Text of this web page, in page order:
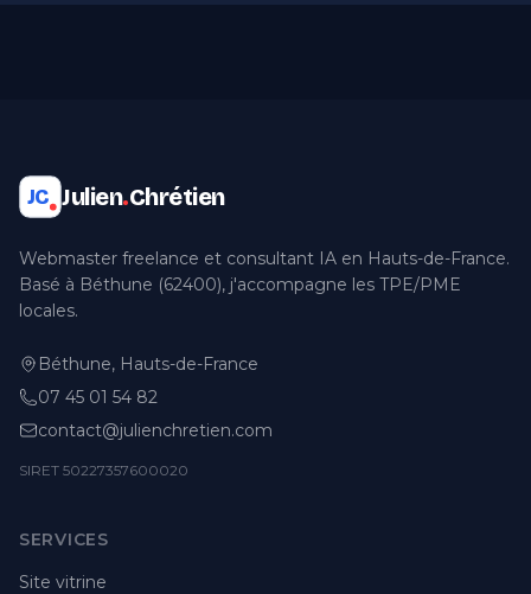
JC Julien.Chrétien
Webmaster freelance et consultant IA en Hauts-de-France.
Basé à Béthune (62400), j'accompagne les TPE/PME
locales.
Béthune, Hauts-de-France
07 45 01 54 82
contact@julienchretien.com
SIRET 50227357600020
SERVICES
Site vitrine